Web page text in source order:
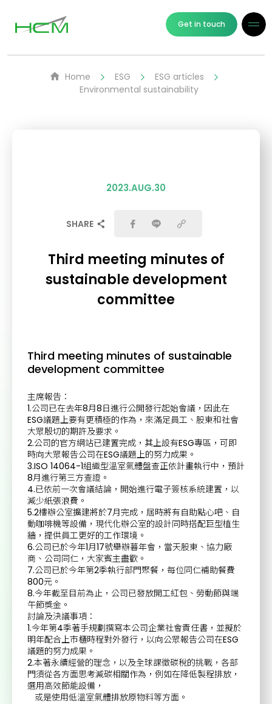
Get in touch
Home ESG
ESG articles
Environmental sustainability
2023.AUG.30
SHARE
Third meeting minutes of
sustainable development
committee
Third meeting minutes of sustainable
development committee
主席報告：
1.公司已在去年8月8日進行公開發行起始會議，因此在
ESG議題上要有更積極的作為，來滿足員工、股東和社會
大眾殷切的期許及要求。
2.公司的官方網站已建置完成，其上設有ESG專區，可即
時向大眾報告公司在ESG議題上的努力成果。
3.ISO 14064-1組織型溫室氣體盤查正依計畫執行中，預計
8月進行第三方查證。
4.已依前一次會議結論，開始進行電子簽核系統建置，以
減少紙張浪費。
5.2樓辦公室擴建將於7月完成，屆時將有自助點心吧、自
動咖啡機等設備，現代化辦公室的設計同時搭配巨型植生
牆，提供員工更好的工作環境。
6.公司已於今年1月17號舉辦暮年會，當天股東、協力廠
商、公司同仁，大家賓主盡歡。
7.公司已於今年第2季執行部門聚餐，每位同仁補助餐費
800元。
8.今年截至目前為止，公司已發放開工紅包、勞動節與端
午節獎金。
討論及決議事項：
1.今年第4季著手規劃撰寫本公司企業社會責任書，並擬於
明年配合上市櫃時程對外發行，以向公眾報告公司在ESG
議題的努力成果。
2.本著永續經營的理念，以及全球課徵碳稅的挑戰，各部
門須從各方面思考減碳相關作為，例如在降低製程排放，
選用高效節能設備，
或是使用低溫室氣體排放原物料等方面。